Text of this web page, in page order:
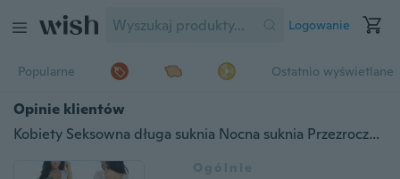
Logowanie
Popularne Ostatnio wyświetlane
Opinie klientów
Kobiety Seksowna długa suknia Nocna suknia Przezroczysta sukienka Bielizna nocna Bielizna + stringi
Ogólnie